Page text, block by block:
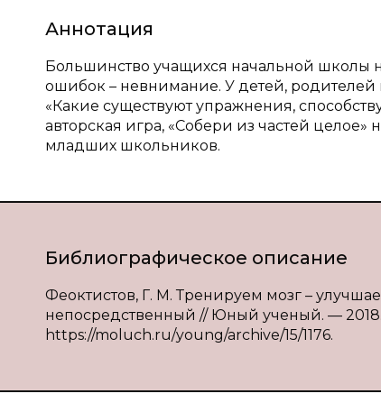
Аннотация
Большинство учащихся начальной школы
ошибок – невнимание. У детей, родителей
«Какие существуют упражнения,
авторская игра, «Собери из частей
младших школьников.
Библиографическое описание
Феоктистов, Г. М. Тренируем мозг –
непосредственный // Юный ученый. — 2018.
https://moluch.ru/young/archive/15/1176.